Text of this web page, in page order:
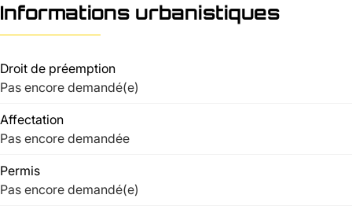
Informations urbanistiques
Droit de préemption
Pas encore demandé(e)
Affectation
Pas encore demandée
Permis
Pas encore demandé(e)